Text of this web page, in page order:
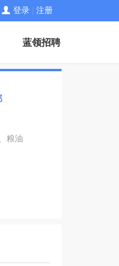
登录 注册
蓝领招聘
粮油